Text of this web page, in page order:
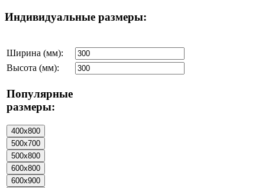
Индивидуальные размеры:
Ширина (мм):
Высота (мм):
Популярные
размеры: